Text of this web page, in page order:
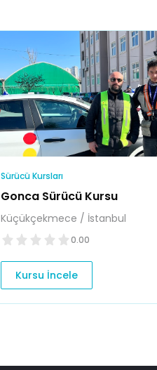
Sürücü Kursları
Gonca Sürücü Kursu
Küçükçekmece / İstanbul
0.00
Kursu İncele